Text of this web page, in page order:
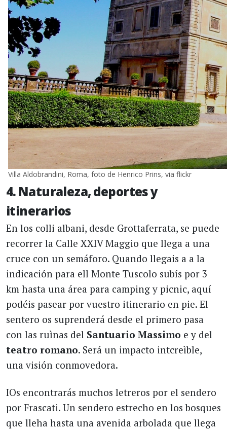
Villa Aldobrandini, Roma, foto de Henrico Prins, via flickr
4. Naturaleza, deportes y
itinerarios
En los colli albani, desde Grottaferrata, se puede
recorrer la Calle XXIV Maggio que llega a una
cruce con un semáforo. Quando llegais a a la
indicación para ell Monte Tuscolo subís por 3
km hasta una área para camping y picnic, aquí
podéis pasear por vuestro itinerario en pie. El
sentero os suprenderá desde el primero pasa
con las ruìnas del Santuario Massimo e y del
teatro romano. Será un impacto intcreìble,
una visión conmovedora.
IOs encontrarás muchos letreros por el sendero
por Frascati. Un sendero estrecho en los bosques
que lleha hasta una avenida arbolada que llega